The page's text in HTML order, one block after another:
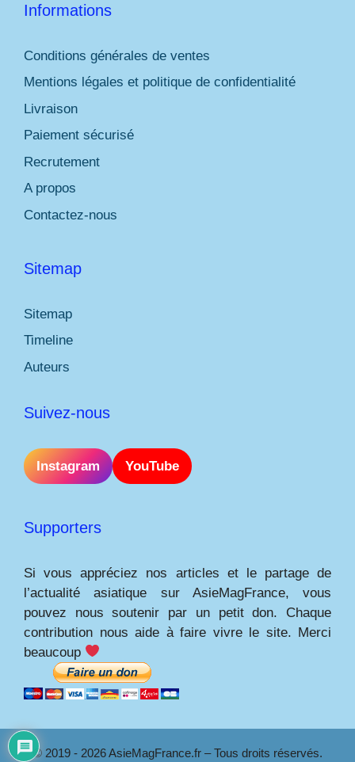
Informations
Conditions générales de ventes
Mentions légales et politique de confidentialité
Livraison
Paiement sécurisé
Recrutement
A propos
Contactez-nous
Sitemap
Sitemap
Timeline
Auteurs
Suivez-nous
Instagram YouTube
Supporters
Si vous appréciez nos articles et le partage de
l’actualité asiatique sur AsieMagFrance, vous
pouvez nous soutenir par un petit don. Chaque
contribution nous aide à faire vivre le site. Merci
beaucoup
© 2019 - 2026 AsieMagFrance.fr – Tous droits réservés.